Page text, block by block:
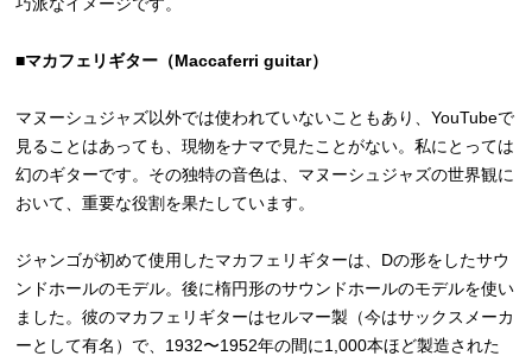
■マカフェリギター（Maccaferri guitar）
マヌーシュジャズ以外では使われていないこともあり、YouTubeで
見ることはあっても、現物をナマで見たことがない。私にとっては
幻のギターです。その独特の音色は、マヌーシュジャズの世界観に
おいて、重要な役割を果たしています。
ジャンゴが初めて使用したマカフェリギターは、Dの形をしたサウ
ンドホールのモデル。後に楕円形のサウンドホールのモデルを使い
ました。彼のマカフェリギターはセルマー製（今はサックスメーカ
ーとして有名）で、1932〜1952年の間に1,000本ほど製造された